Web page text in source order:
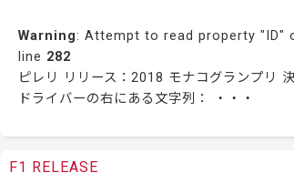
Warning: Attempt to read property "ID"
line 282
ピレリ リリース：2018 モナコグランプリ
ドライバーの右にある文字列： ・・・
F1 RELEASE